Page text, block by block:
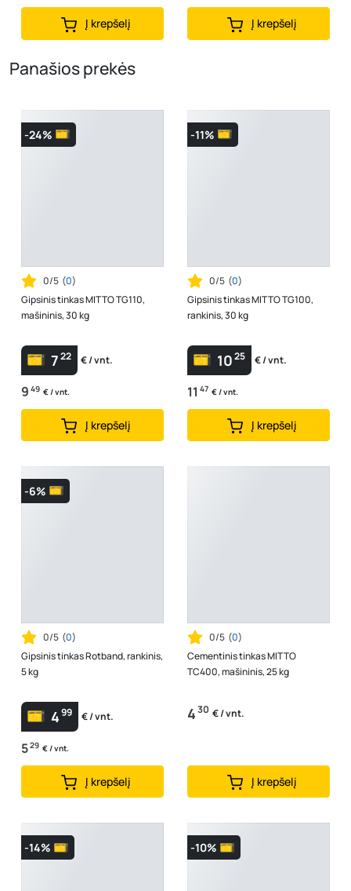
Į krepšelį Į krepšelį
Panašios prekės
-24%
0/5 (0)
Gipsinis tinkas MITTO TG110,
mašininis, 30 kg
722 € / vnt.
9 49 € / vnt.
Į krepšelį
-11%
0/5 (0)
Gipsinis tinkas MITTO TG100,
rankinis, 30 kg
1025 € / vnt.
11 47 € / vnt.
Į krepšelį
-6%
0/5 (0)
Gipsinis tinkas Rotband, rankinis,
5 kg
499 € / vnt.
529 € / vnt.
Į krepšelį
0/5 (0)
Cementinis tinkas MITTO
TC400, mašininis, 25 kg
430 € / vnt.
Į krepšelį
-14% -10%